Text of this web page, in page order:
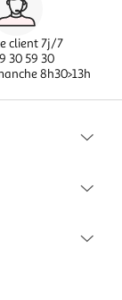
client 7j/7
30 59 30
8h30>13h